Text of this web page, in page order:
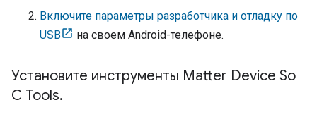
Включите параметры разработчика и отладку по
USB
на своем Android-телефоне.
Установите инструменты Matter Device So
C Tools.